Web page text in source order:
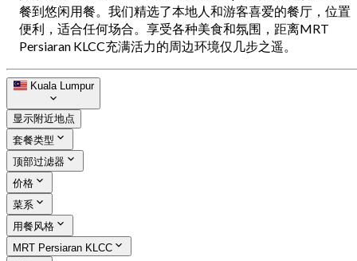
餐到悠闲用餐。我们精选了本地人和游客喜爱的餐厅，位置
便利，适合任何场合。享受各种美食和氛围，距离MRT
Persiaran KLCC充满活力的周边环境仅几步之遥。
Kuala Lumpur
显示附近地点
套餐类型
顶部过滤器
价格
菜系
用餐风格
MRT Persiaran KLCC